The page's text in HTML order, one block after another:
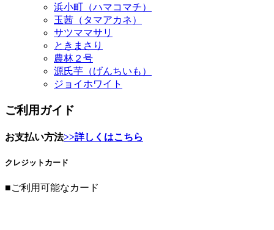
浜小町（ハマコマチ）
玉茜（タマアカネ）
サツママサリ
ときまさり
農林２号
源氏芋（げんちいも）
ジョイホワイト
ご利用ガイド
お支払い方法>>詳しくはこちら
クレジットカード
■ご利用可能なカード